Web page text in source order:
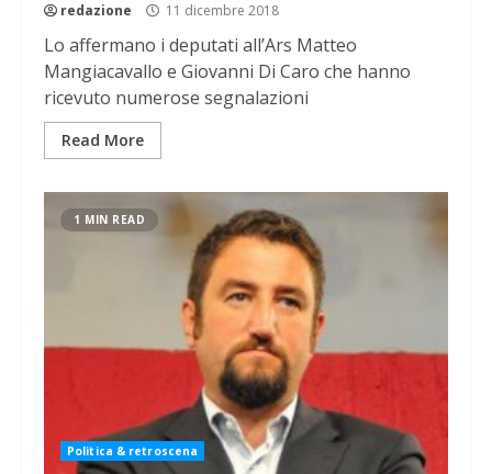
redazione 11 dicembre 2018
Lo affermano i deputati all’Ars Matteo
Mangiacavallo e Giovanni Di Caro che hanno
ricevuto numerose segnalazioni
Read More
1 MIN READ
Politica & retroscena